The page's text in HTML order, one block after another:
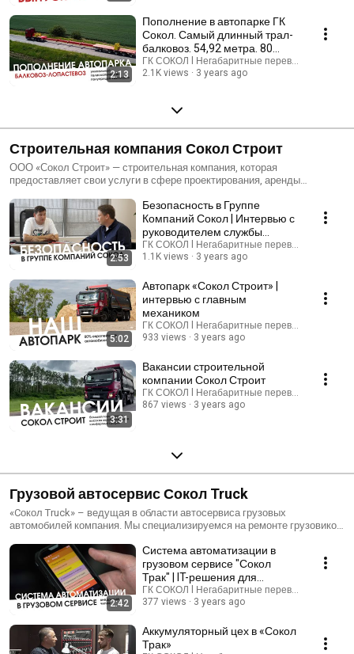
2:13
Пополнение в автопарке ГК
Сокол. Самый длинный трал-
балковоз. 54,92 метра. 80
тонн.
ГК СОКОЛ l Негабаритные перевозки
2.1K views
3 years ago
Строительная компания Сокол Строит
ООО «Сокол Строит» — строительная компания, которая
предоставляет свои услуги в сфере проектирования, аренды
2:53
Безопасность в Группе
Компаний Сокол | Интервью с
руководителем службы
безопасности
ГК СОКОЛ l Негабаритные перевозки
1.1K views
3 years ago
5:02
Автопарк «Сокол Строит» |
интервью с главным
механиком
ГК СОКОЛ l Негабаритные перевозки
933 views
3 years ago
3:31
Вакансии строительной
компании Сокол Строит
ГК СОКОЛ l Негабаритные перевозки
867 views
3 years ago
Грузовой автосервис Сокол Truck
«Cокол Truck» – ведущая в области автосервиса грузовых
автомобилей компания. Мы специализируемся на ремонте грузовиков,
правило, владельцы обратившиеся к нам для ремонта грузовых
машин остаются довольными качеством предоставляемых услуг и
становятся нашими постоянными клиентами. В нашем грузовом
сервисе грузовых автомобилей работает команда компетентных
специалистов, каждый из которых специализируется на определенной
марке грузового авто. Это позволяет нам проводить ремонтные
работы, учитывая нюансы каждой из марок. Мы работаем со всеми
марками грузовиков: отечественными, европейскими, корейскими.
2:42
Система автоматизации в
грузовом сервисе "Сокол
Трак" | IT-решения для
автосервиса
ГК СОКОЛ l Негабаритные перевозки
377 views
3 years ago
Аккумуляторный цех в «Сокол
Трак»